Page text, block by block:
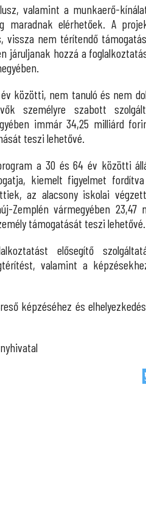
valamint a munkaerő-
maradnak elérhetőek. A
vissza nem térítendő
járuljanak hozzá a
közötti, nem tanuló és nem
személyre szabott
immár 34,25 milliárd
teszi lehetővé.
a 30 és 64 év közötti
kiemelt figyelmet
az alacsony iskolai
Zemplén vármegyében 23,47
támogatását teszi lehetővé.
elősegítő
valamint a
képzéséhez és